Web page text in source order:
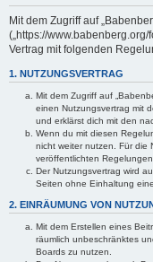
Mit dem Zugriff auf
(„https://
Vertrag mit folgenden
1. NUTZUNGSVERTRAG
Mit dem Zugriff auf
einen Nutzungsvertrag mit
und erklärst dich mit den
Wenn du mit diesen
nicht weiter nutzen. Für die
veröffentlichten Regelungen.
Der Nutzungsvertrag wird
Seiten ohne Einhaltung
2. EINRÄUMUNG VON
Mit dem Erstellen eines
räumlich unbeschränktes
Boards zu nutzen.